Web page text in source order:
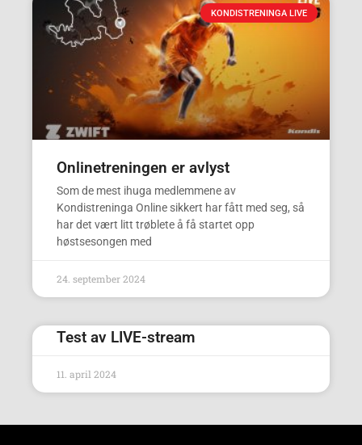
KONDISTRENINGA LIVE
Onlinetreningen er avlyst
Som de mest ihuga medlemmene av
Kondistreninga Online sikkert har fått med seg, så
har det vært litt trøblete å få startet opp
høstsesongen med
24. september 2024
Test av LIVE-stream
11. april 2024